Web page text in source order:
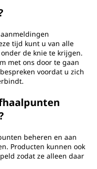
tijd kunt u van alle
de knie te krijgen.
met ons door te gaan
voordat u zich
beheren en aan
Producten kunnen ook
zodat ze alleen daar